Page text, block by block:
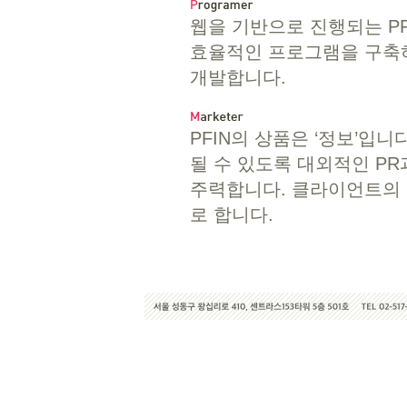
웹을 기반으로 진행되는
효율적인 프로그램을 구
개발합니다.
PFIN의 상품은 ‘정보’입
될 수 있도록 대외적인 PR
주력합니다. 클라이언트
로 합니다.